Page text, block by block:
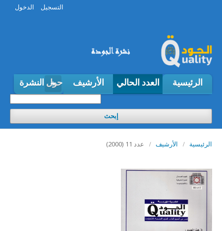
الرئيسية العدد الحالي الأرشيف حول النشرة
إبحث
التسجيل الدخول
الرئيسية الأرشيف / عدد 11 (2000)